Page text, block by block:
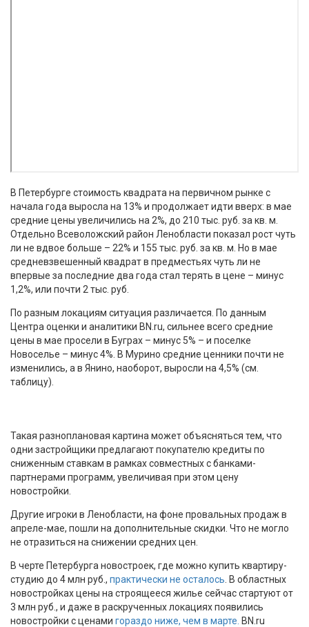
В Петербурге стоимость квадрата на первичном рынке с
начала года выросла на 13% и продолжает идти вверх: в мае
средние цены увеличились на 2%, до 210 тыс. руб. за кв. м.
Отдельно Всеволожский район Ленобласти показал рост чуть
ли не вдвое больше – 22% и 155 тыс. руб. за кв. м. Но в мае
средневзвешенный квадрат в предместьях чуть ли не
впервые за последние два года стал терять в цене – минус
1,2%, или почти 2 тыс. руб.
По разным локациям ситуация различается. По данным
Центра оценки и аналитики BN.ru, сильнее всего средние
цены в мае просели в Буграх – минус 5% – и поселке
Новоселье – минус 4%. В Мурино средние ценники почти не
изменились, а в Янино, наоборот, выросли на 4,5% (см.
таблицу).
Такая разноплановая картина может объясняться тем, что
одни застройщики предлагают покупателю кредиты по
сниженным ставкам в рамках совместных с банками-
партнерами программ, увеличивая при этом цену
новостройки.
Другие игроки в Ленобласти, на фоне провальных продаж в
апреле-мае, пошли на дополнительные скидки. Что не могло
не отразиться на снижении средних цен.
В черте Петербурга новостроек, где можно купить квартиру-
студию до 4 млн руб., практически не осталось . В областных
новостройках цены на строящееся жилье сейчас стартуют от
3 млн руб., и даже в раскрученных локациях появились
новостройки с ценами гораздо ниже, чем в марте. BN.ru